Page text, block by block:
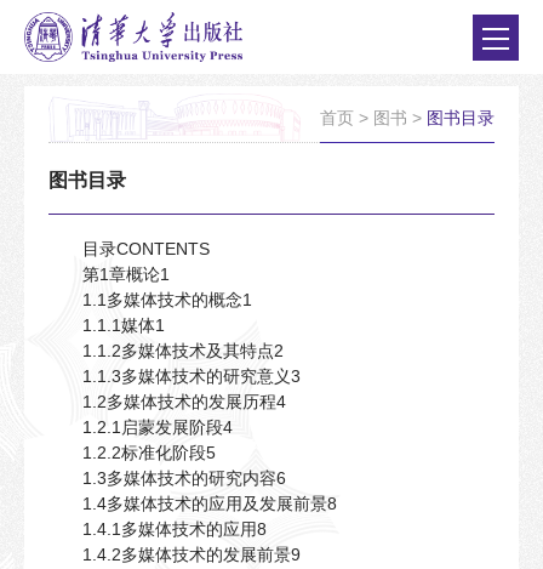
首页 > 图书 > 图书目录
图书目录
目录CONTENTS
第1章概论1
1.1多媒体技术的概念1
1.1.1媒体1
1.1.2多媒体技术及其特点2
1.1.3多媒体技术的研究意义3
1.2多媒体技术的发展历程4
1.2.1启蒙发展阶段4
1.2.2标准化阶段5
1.3多媒体技术的研究内容6
1.4多媒体技术的应用及发展前景8
1.4.1多媒体技术的应用8
1.4.2多媒体技术的发展前景9